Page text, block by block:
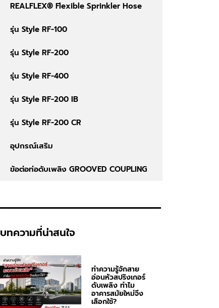
REALFLEX® Flexible Sprinkler Hose
รุ่น Style RF-100
รุ่น Style RF-200
รุ่น Style RF-400
รุ่น Style RF-200 IB
รุ่น Style RF-200 CR
อุปกรณ์เสริม
ข้อต่อท่อดับเพลิง GROOVED COUPLING
บทความที่น่าสนใจ
ทำความรู้จักสาย
อ่อนหัวสปริงเกอร์
ดับเพลิง ทำไม
อาคารสมัยใหม่จึง
เลือกใช้?